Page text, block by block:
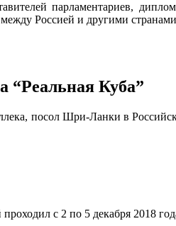
парламентариев,
Россией и другими
“Реальная Куба”
посол Шри-Ланки в
с 2 по 5 декабря 2018